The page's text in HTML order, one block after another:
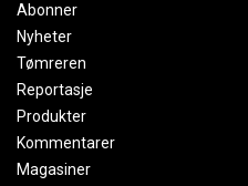
Abonner
Nyheter
Tømreren
Reportasje
Produkter
Kommentarer
Magasiner